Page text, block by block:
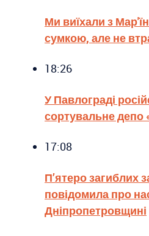
Ми виїхали з
сумкою, але не
18:26
У Павлограді
сортувальне депо
17:08
П’ятеро загиблих
повідомила про
Дніпропетровщині